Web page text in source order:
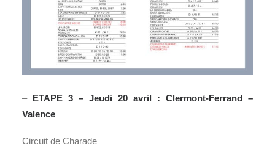
– ETAPE 3 – Jeudi 20 avril : Clermont-Ferrand –
Valence
Circuit de Charade